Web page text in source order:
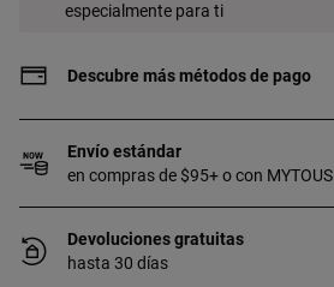
especialmente para ti
Descubre más métodos de pago
Envío estándar
en compras de $95+ o con MYTOUS
Devoluciones gratuitas
hasta 30 días